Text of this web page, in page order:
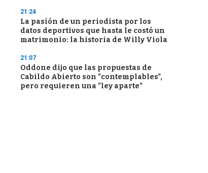
21:24
La pasión de un periodista por los
datos deportivos que hasta le costó un
matrimonio: la historia de Willy Viola
21:07
Oddone dijo que las propuestas de
Cabildo Abierto son "contemplables",
pero requieren una "ley aparte"